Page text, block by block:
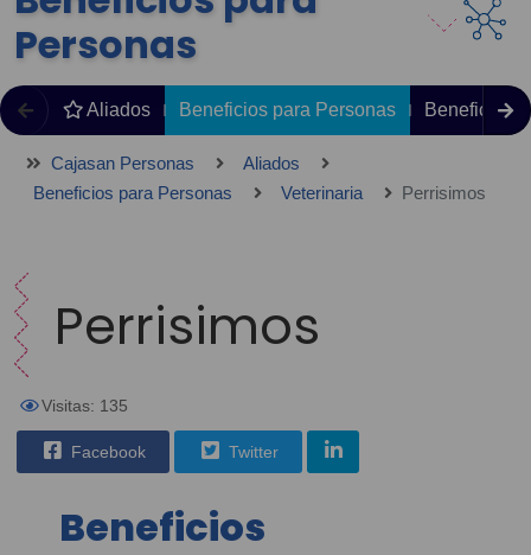
Personas
Aliados Beneficios para Personas Beneficios
Cajasan Personas
Aliados
Beneficios para Personas
Veterinaria Perrisimos
Perrisimos
Visitas: 135
Facebook Twitter
Beneficios